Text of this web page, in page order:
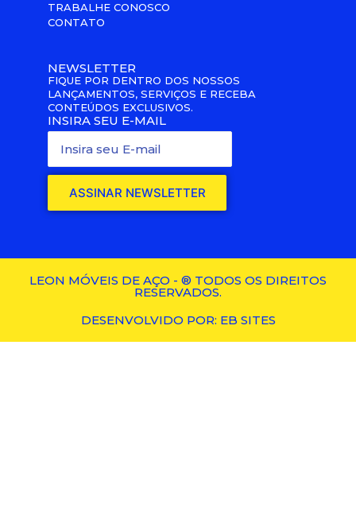
TRABALHE CONOSCO
CONTATO
NEWSLETTER
FIQUE POR DENTRO DOS NOSSOS
LANÇAMENTOS, SERVIÇOS E RECEBA
CONTEÚDOS EXCLUSIVOS.
INSIRA SEU E-MAIL
ASSINAR NEWSLETTER
LEON MÓVEIS DE AÇO - ® TODOS OS DIREITOS
RESERVADOS.
DESENVOLVIDO POR: EB SITES